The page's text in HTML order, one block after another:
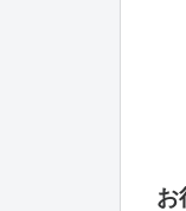
お